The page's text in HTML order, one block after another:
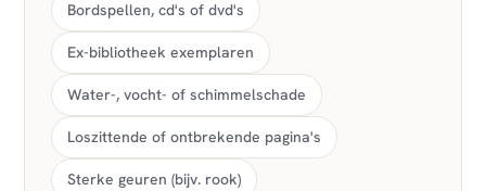
Bordspellen, cd's of dvd's
Ex-bibliotheek exemplaren
Water-, vocht- of schimmelschade
Loszittende of ontbrekende pagina's
Sterke geuren (bijv. rook)